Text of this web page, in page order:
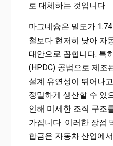
로 대체하는 것입니다.
마그네슘은 밀도가
철보다 현저히 낮아 자
대안으로 꼽힙니다. 특
(HPDC) 공법으로 제조
설계 유연성이 뛰어나
정밀하게 생산할 수 있
인해 미세한 조직 구조
가집니다. 이러한 장점
합금은 자동차 산업에